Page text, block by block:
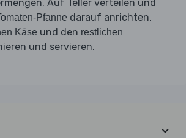
Auf Teller verteilen und
Pfanne darauf anrichten.
Käse und den restlichen
und servieren.